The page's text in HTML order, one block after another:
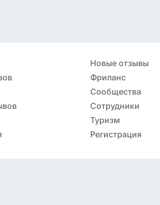
Новые отзывы
Фриланс
Сообщества
Сотрудники
Туризм
Регистрация